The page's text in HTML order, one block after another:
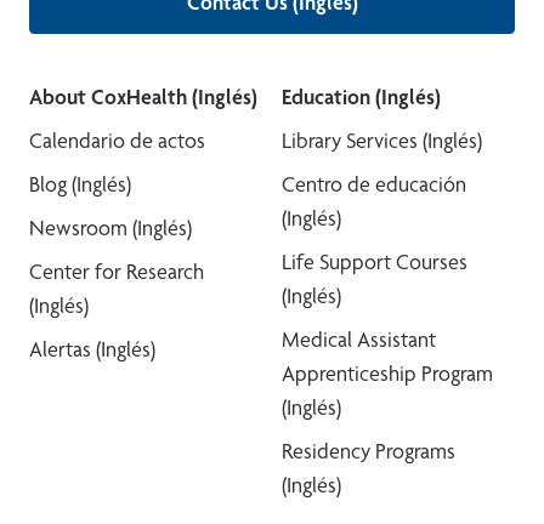
About CoxHealth (Inglés)
Calendario de actos
Blog (Inglés)
Newsroom (Inglés)
Center for Research
(Inglés)
Alertas (Inglés)
Education (Inglés)
Library Services (Inglés)
Centro de educación
(Inglés)
Life Support Courses
(Inglés)
Medical Assistant
Apprenticeship Program
(Inglés)
Residency Programs
(Inglés)